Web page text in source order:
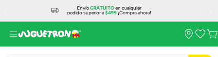
EnvíoGRATUITOen cualquier
pedido superior a$499¡Compra ahora!
Encuentra algo increíble...